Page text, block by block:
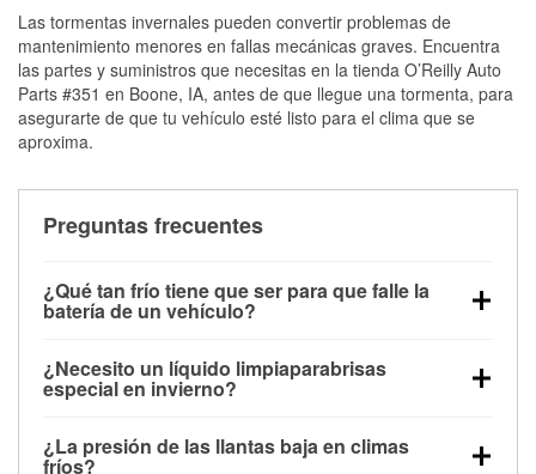
Las tormentas invernales pueden convertir problemas de
mantenimiento menores en fallas mecánicas graves. Encuentra
las partes y suministros que necesitas en la tienda O’Reilly Auto
Parts #351 en Boone, IA, antes de que llegue una tormenta, para
asegurarte de que tu vehículo esté listo para el clima que se
aproxima.
Preguntas frecuentes
¿Qué tan frío tiene que ser para que falle la
batería de un vehículo?
debajo de los 32 °F y puede perder hasta la mitad de
su potencia de arranque cerca de los 0 °F, lo que
arranque.
¿Necesito un líquido limpiaparabrisas
especial en invierno?
la congelación y ayuda a disolver la sal y la nieve
¿La presión de las llantas baja en climas
fríos?